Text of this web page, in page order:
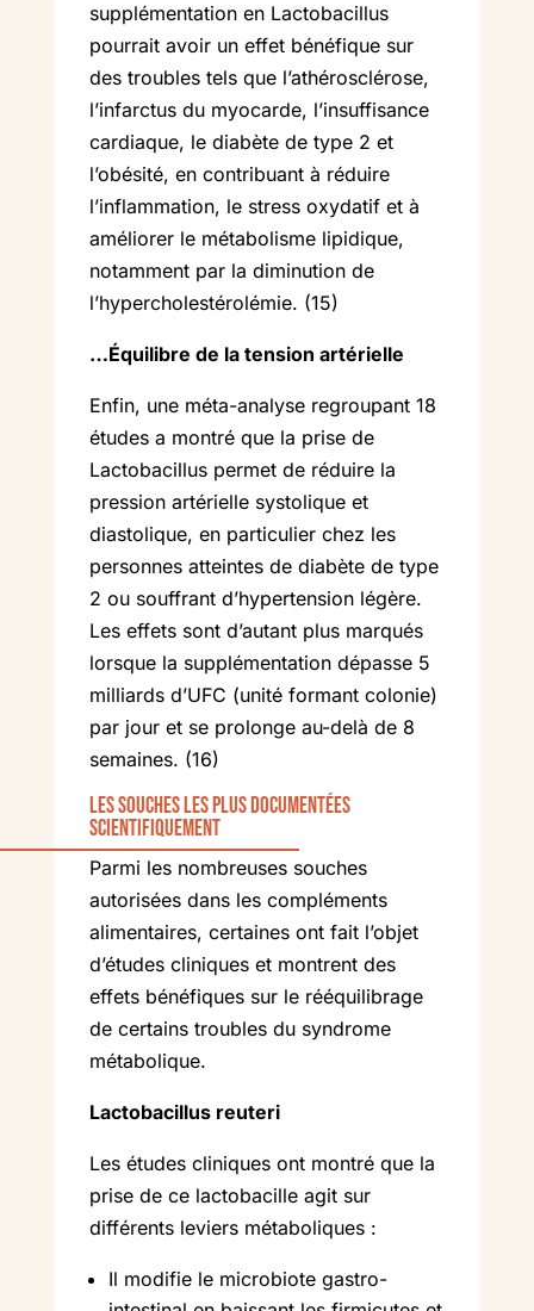
supplémentation en Lactobacillus
pourrait avoir un effet bénéfique sur
des troubles tels que l’athérosclérose,
l’infarctus du myocarde, l’insuffisance
cardiaque, le diabète de type 2 et
l’obésité, en contribuant à réduire
l’inflammation, le stress oxydatif et à
améliorer le métabolisme lipidique,
notamment par la diminution de
l’hypercholestérolémie. (15)
…Équilibre de la tension artérielle
Enfin, une méta-analyse regroupant 18
études a montré que la prise de
Lactobacillus permet de réduire la
pression artérielle systolique et
diastolique, en particulier chez les
personnes atteintes de diabète de type
2 ou souffrant d’hypertension légère.
Les effets sont d’autant plus marqués
lorsque la supplémentation dépasse 5
milliards d’UFC (unité formant colonie)
par jour et se prolonge au-delà de 8
semaines. (16)
Les souches les plus documentées
scientifiquement
Parmi les nombreuses souches
autorisées dans les compléments
alimentaires, certaines ont fait l’objet
d’études cliniques et montrent des
effets bénéfiques sur le rééquilibrage
de certains troubles du syndrome
métabolique.
Lactobacillus reuteri
Les études cliniques ont montré que la
prise de ce lactobacille agit sur
différents leviers métaboliques :
Il modifie le microbiote gastro-